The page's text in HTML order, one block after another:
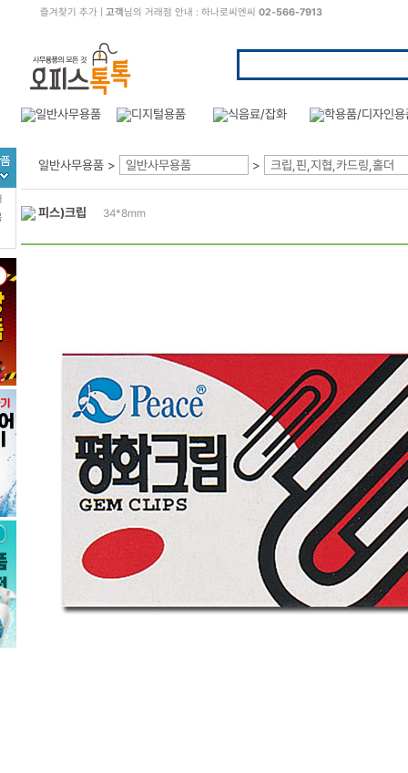
즐겨찾기 추가| 고객님의 거래점 안내 : 하나로씨엔씨 02-566-7913
일반사무용품 > 일반사무용품 > 크립,핀,지협,카드링,홀더
피스)크립 34*8mm